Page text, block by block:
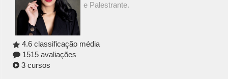
e Palestrante.
4.6 classificação média
1515 avaliações
3 cursos